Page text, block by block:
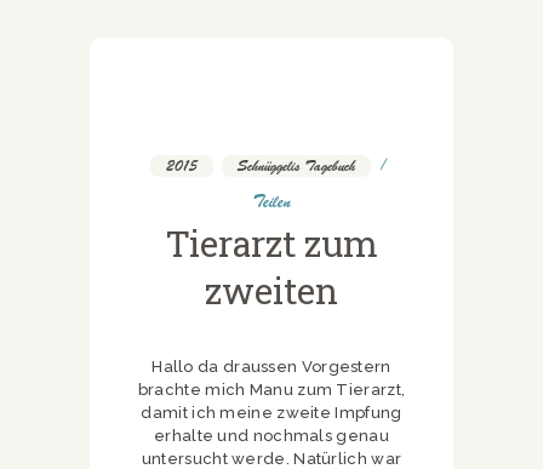
2015 Schnüggelis Tagebuch
Teilen
Tierarzt zum
zweiten
Hallo da draussen Vorgestern
brachte mich Manu zum Tierarzt,
damit ich meine zweite Impfung
erhalte und nochmals genau
untersucht werde. Natürlich war